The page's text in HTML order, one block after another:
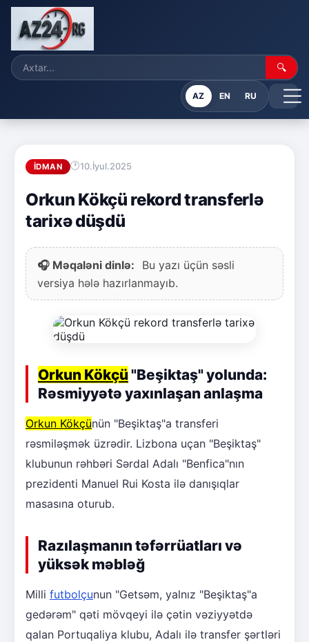
🔍
AZ EN RU
İDMAN 10.İyul.2025
Orkun Kökçü rekord transferlə
tarixə düşdü
🎧 Məqaləni dinlə:
Bu yazı üçün səsli
versiya hələ hazırlanmayıb.
Orkun Kökçü "Beşiktaş" yolunda:
Rəsmiyyətə yaxınlaşan anlaşma
Orkun Kökçünün "Beşiktaş"a transferi
rəsmiləşmək üzrədir. Lizbona uçan "Beşiktaş"
klubunun rəhbəri Sərdal Adalı "Benfica"nın
prezidenti Manuel Rui Kosta ilə danışıqlar
masasına oturub.
Razılaşmanın təfərrüatları və
yüksək məbləğ
Milli futbolçunun "Getsəm, yalnız "Beşiktaş"a
gedərəm" qəti mövqeyi ilə çətin vəziyyətdə
qalan Portuqaliya klubu, Adalı ilə transfer şərtləri